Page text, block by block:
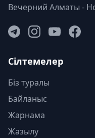
Вечерний Алматы -
Сілтемелер
Біз туралы
Байланыс
Жарнама
Жазылу